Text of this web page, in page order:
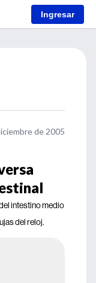
Ingresar
de 2005
intestino medio
del reloj.